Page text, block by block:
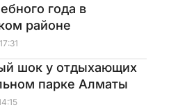
года в
районе
шок у отдыхающих
парке Алматы